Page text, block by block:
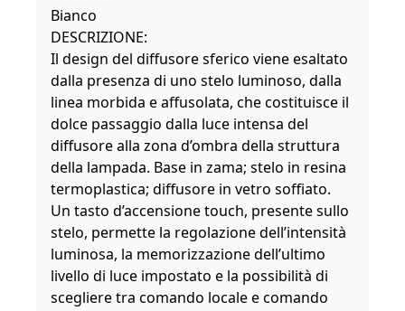
Bianco
DESCRIZIONE:
Il design del diffusore sferico viene esaltato
dalla presenza di uno stelo luminoso, dalla
linea morbida e affusolata, che costituisce il
dolce passaggio dalla luce intensa del
diffusore alla zona d’ombra della struttura
della lampada. Base in zama; stelo in resina
termoplastica; diffusore in vetro soffiato.
Un tasto d’accensione touch, presente sullo
stelo, permette la regolazione dell’intensità
luminosa, la memorizzazione dell’ultimo
livello di luce impostato e la possibilità di
scegliere tra comando locale e comando